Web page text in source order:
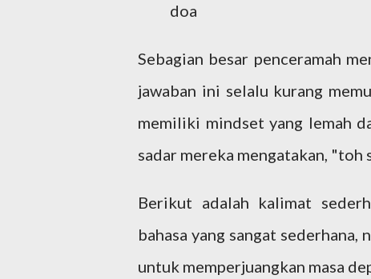
doa
Sebagian besar penceramah
jawaban ini selalu kurang
memiliki mindset yang lemah
sadar mereka mengatakan, "toh
Berikut adalah kalimat
bahasa yang sangat sederhana,
untuk memperjuangkan masa